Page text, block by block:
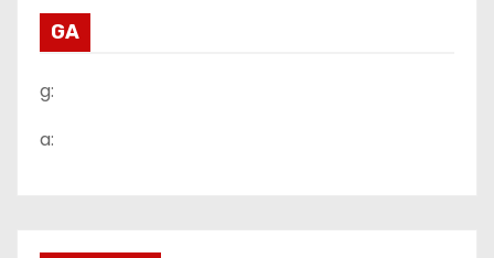
GA
g:
a: